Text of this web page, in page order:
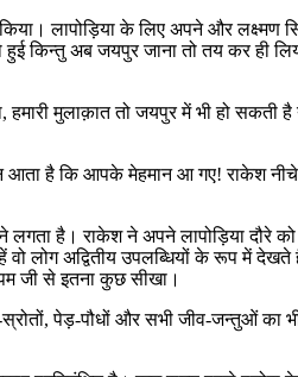
लापोड़िया के लिए अपने और लक्ष्मण
हुई किन्तु अब जयपुर जाना तो तय कर ही
मुलाक़ात तो जयपुर में भी हो सकती
आता है कि आपके मेहमान आ गए! राकेश
है। राकेश ने अपने लापोड़िया दौरे
वो लोग अद्वितीय उपलब्धियों के रूप में
जी से इतना कुछ सीखा।
पेड़-पौधों और सभी जीव-जन्तुओं का